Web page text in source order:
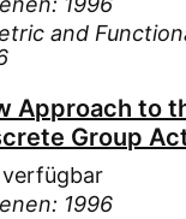
and
Approach to
Group
verfügbar
1996